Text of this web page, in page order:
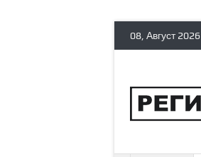
08, Август 2026